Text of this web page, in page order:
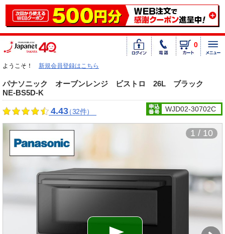
0
ようこそ！ 新規会員登録はこちら
パナソニック オーブンレンジ ビストロ 26L ブラック
NE-BS5D-K
4.43（32件） WJD02-30702C
1 / 10